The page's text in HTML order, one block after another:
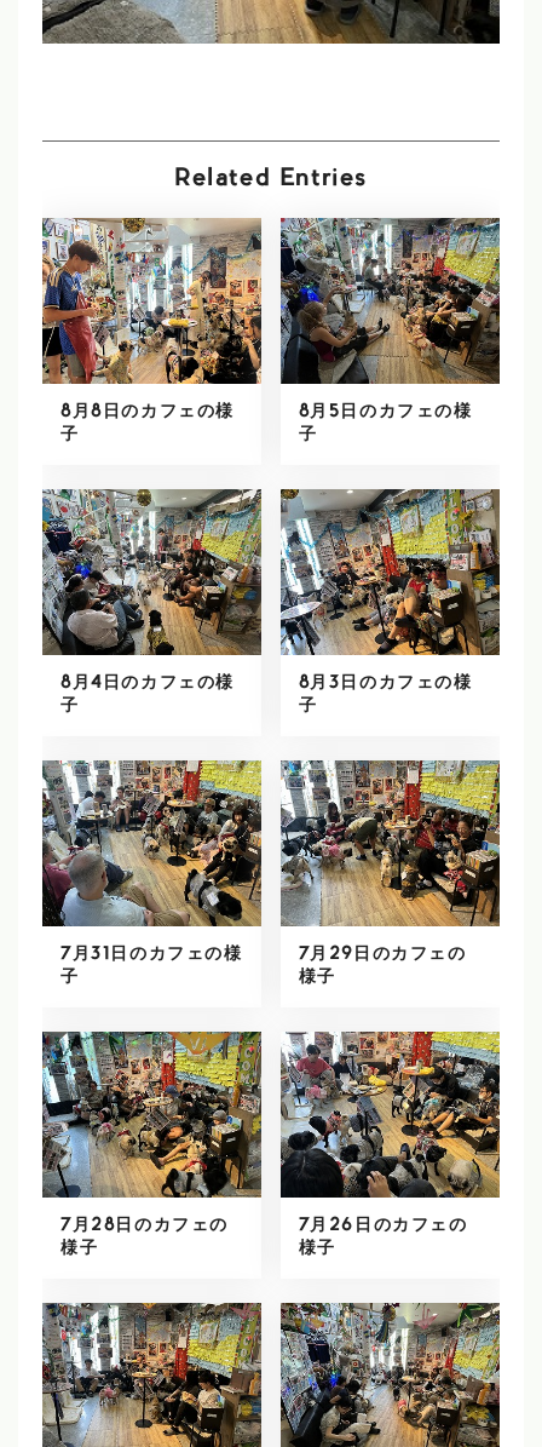
Related Entries
8月8日のカフェの様
子
8月5日のカフェの様
子
8月4日のカフェの様
子
8月3日のカフェの様
子
7月31日のカフェの様
子
7月29日のカフェの
様子
7月28日のカフェの
様子
7月26日のカフェの
様子